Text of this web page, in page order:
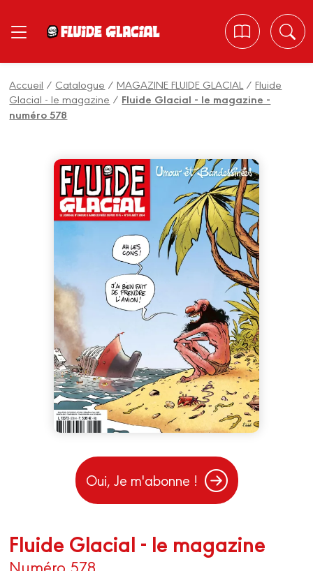
Accueil / Catalogue /MAGAZINE FLUIDE GLACIAL /Fluide
Glacial - le magazine / Fluide Glacial - le magazine -
numéro 578
Oui, Je m'abonne !
Fluide Glacial - le magazine
Numéro 578